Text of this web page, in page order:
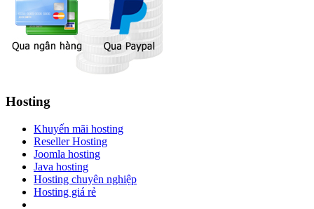
Hosting
Khuyến mãi hosting
Reseller Hosting
Joomla hosting
Java hosting
Hosting chuyên nghiệp
Hosting giá rẻ